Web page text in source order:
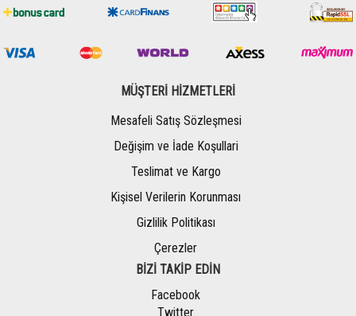
MÜŞTERİ HİZMETLERİ
Mesafeli Satış Sözleşmesi
Değişim ve İade Koşullari
Teslimat ve Kargo
Kişisel Verilerin Korunması
Gizlilik Politikası
Çerezler
BİZİ TAKİP EDİN
Facebook
Twitter